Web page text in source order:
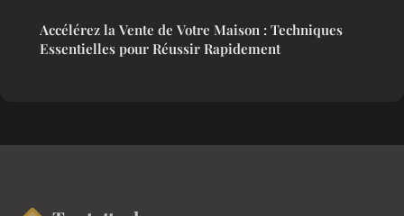
Accélérez la Vente de Votre Maison : Techniques
Essentielles pour Réussir Rapidement